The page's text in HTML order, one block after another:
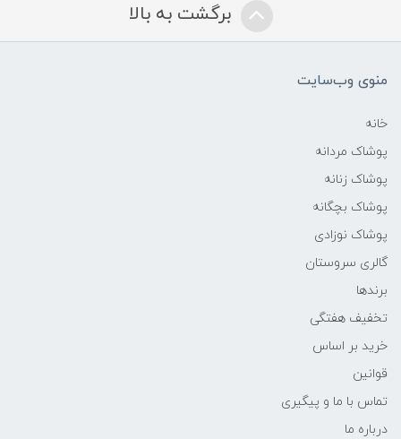
برگشت به بالا
منوی وب‌سایت
خانه
پوشاک مردانه
پوشاک زنانه
پوشاک بچگانه
پوشاک نوزادی
گالری سروستان
برندها
تخفیف هفتگی
خرید بر اساس
قوانین
تماس با ما و پیگیری
درباره ما